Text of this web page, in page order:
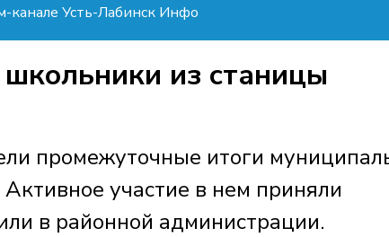
канале Усть-Лабинск Инфо
из станицы
промежуточные итоги
участие в нем приняли
в районной администрации.